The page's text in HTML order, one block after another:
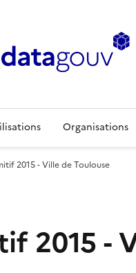
Organisations
2015 - Ville de Toulouse
2015 -